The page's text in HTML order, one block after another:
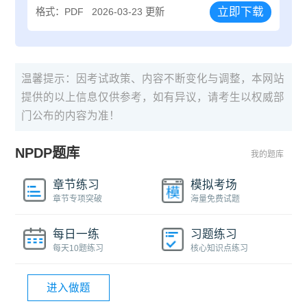
格式：PDF 2026-03-23 更新 立即下载
温馨提示：因考试政策、内容不断变化与调整，本网站
提供的以上信息仅供参考，如有异议，请考生以权威部
门公布的内容为准！
NPDP题库 我的题库
章节练习
章节专项突破
模拟考场
海量免费试题
每日一练
每天10题练习
习题练习
核心知识点练习
进入做题